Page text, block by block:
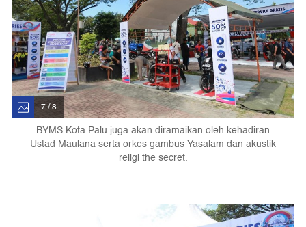
7 / 8
BYMS Kota Palu juga akan diramaikan oleh kehadiran
Ustad Maulana serta orkes gambus Yasalam dan akustik
religi the secret.